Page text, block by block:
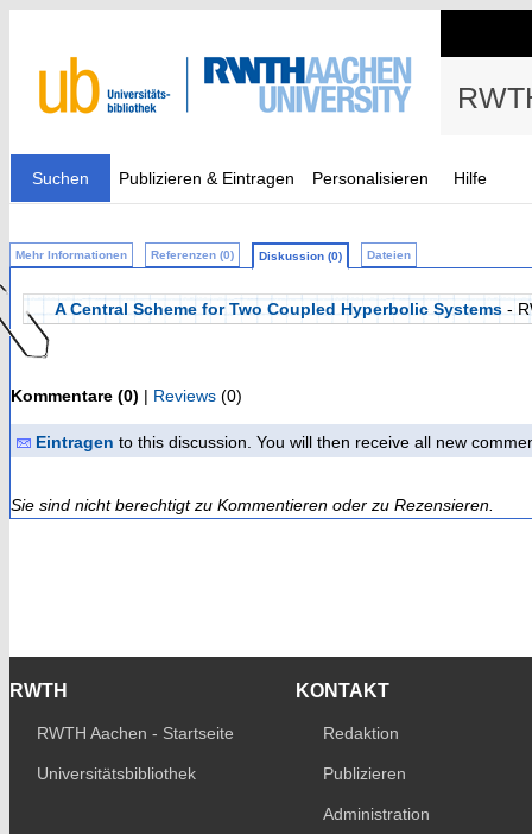
Suchen Publizieren & Eintragen Personalisieren Hilfe
Mehr Informationen Referenzen (0) Diskussion (0) Dateien
A Central Scheme for Two Coupled Hyperbolic Systems -
Kommentare (0) | Reviews (0)
Eintragen to this discussion. You will then receive all new
Sie sind nicht berechtigt zu Kommentieren oder zu Rezensieren.
RWTH
RWTH Aachen - Startseite
Universitätsbibliothek
KONTAKT
Redaktion
Publizieren
Administration